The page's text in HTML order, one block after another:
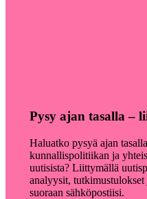
Pysy ajan tasalla –
Haluatko pysyä ajan
kunnallispolitiikan ja
uutisista? Liittymällä
analyysit,
suoraan sähköpostiisi.